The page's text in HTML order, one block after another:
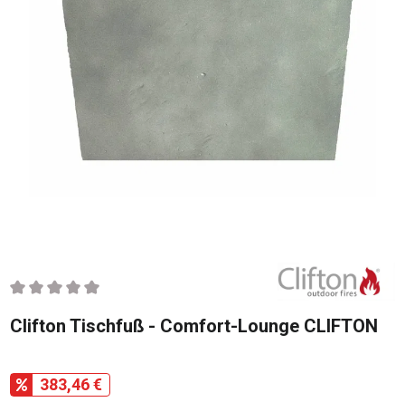
Durchschnittliche Bewertung von 0 von 5 Sternen
Clifton Tischfuß - Comfort-Lounge CLIFTON
383,46 €